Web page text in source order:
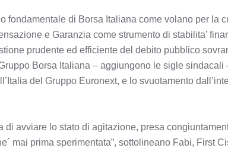
fondamentale di Borsa Italiana come volano per la
e Garanzia come strumento di stabilita’
prudente ed efficiente del debito pubblico
Borsa Italiana – aggiungono le sigle
del Gruppo Euronext, e lo svuotamento
di avviare lo stato di agitazione, presa
mai prima sperimentata”, sottolineano Fabi, First